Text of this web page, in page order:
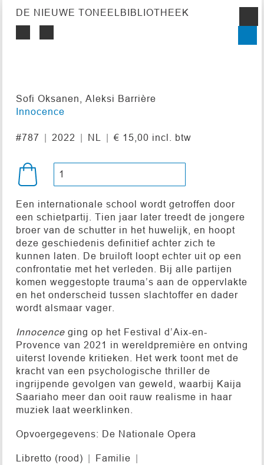
DE NIEUWE TONEELBIBLIOTHEEK
Sofi Oksanen, Aleksi Barrière
Innocence
#787 2022 NL € 15,00 incl. btw
Een internationale school wordt getroffen door
een schietpartij. Tien jaar later treedt de jongere
broer van de schutter in het huwelijk, en hoopt
deze geschiedenis definitief achter zich te
kunnen laten. De bruiloft loopt echter uit op een
confrontatie met het verleden. Bij alle partijen
komen weggestopte trauma’s aan de oppervlakte
en het onderscheid tussen slachtoffer en dader
wordt alsmaar vager.
Innocenceging op het Festival d’Aix-en-
Provence van 2021 in wereldpremière en ontving
uiterst lovende kritieken. Het werk toont met de
kracht van een psychologische thriller de
ingrijpende gevolgen van geweld, waarbij Kaija
Saariaho meer dan ooit rauw realisme in haar
muziek laat weerklinken.
Opvoergegevens: De Nationale Opera
Libretto (rood)
Familie